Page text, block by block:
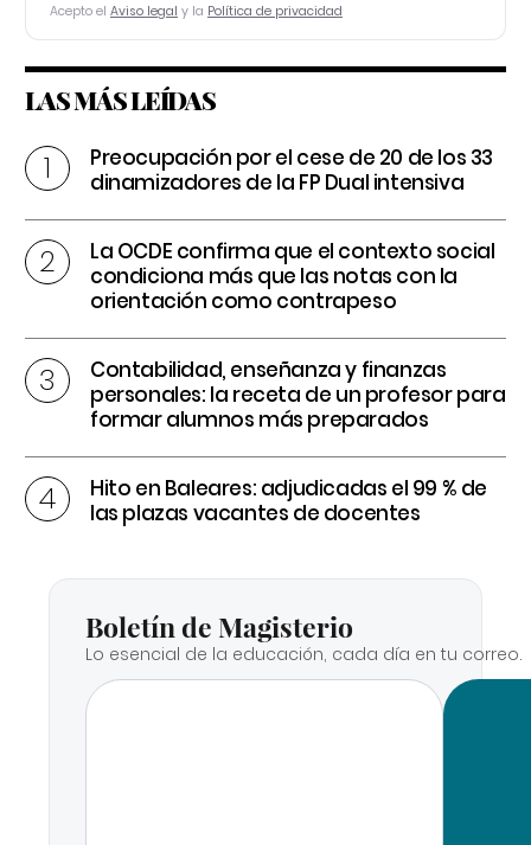
Acepto el Aviso legal y la Política de privacidad
LAS MÁS LEÍDAS
Preocupación por el cese de 20 de los 33
dinamizadores de la FP Dual intensiva
La OCDE confirma que el contexto social
condiciona más que las notas con la
orientación como contrapeso
Contabilidad, enseñanza y finanzas
personales: la receta de un profesor para
formar alumnos más preparados
Hito en Baleares: adjudicadas el 99 % de
las plazas vacantes de docentes
Boletín de Magisterio
Lo esencial de la educación, cada día en tu correo.